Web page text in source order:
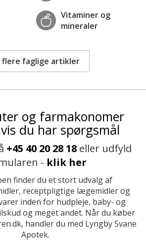
Vitaminer og
mineraler
flere faglige artikler
og farmakonomer
du har spørgsmål
+45 40 20 28 18eller udfyld
- klik her
finder du et stort udvalg af
receptpligtige lægemidler og
inden for hudpleje, baby- og
og meget andet. Når du køber
handler du med Lyngby Svane
Apotek.